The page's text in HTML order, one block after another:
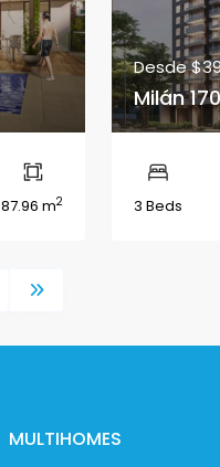
87.96 m2
Desde
Milán 170
3 Beds
MULTIHOMES